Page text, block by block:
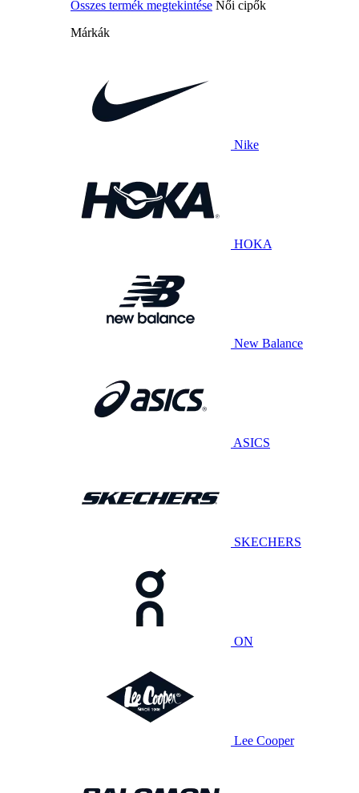
Összes termék megtekintése Női cipők
Márkák
Nike
HOKA
New Balance
ASICS
SKECHERS
ON
Lee Cooper